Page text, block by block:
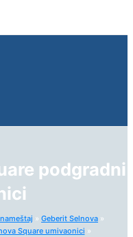
podgradni
Geberit Selnova
Square umivaonici